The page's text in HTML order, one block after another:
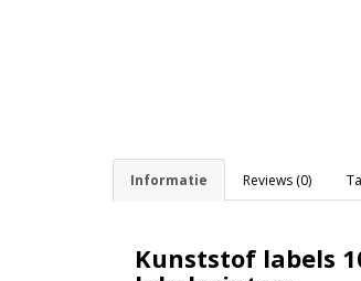
Informatie Reviews (0)
Kunststof labels